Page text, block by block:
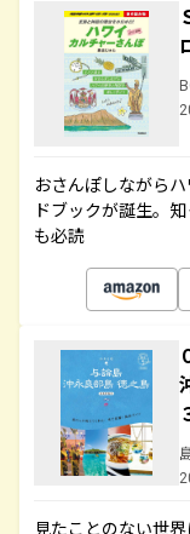
おさんぽしながら
ドブックが誕生。
も必読
見たことのない世